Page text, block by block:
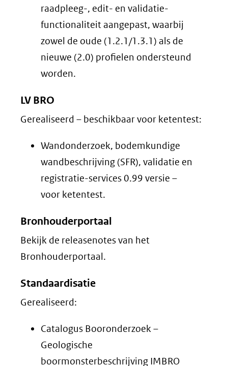
raadpleeg-, edit- en validatie-
functionaliteit aangepast, waarbij
zowel de oude (1.2.1/1.3.1) als de
nieuwe (2.0) profielen ondersteund
worden.
LV BRO
Gerealiseerd – beschikbaar voor ketentest:
Wandonderzoek, bodemkundige
wandbeschrijving (SFR), validatie en
registratie-services 0.99 versie –
voor ketentest.
Bronhouderportaal
Bekijk de releasenotes van het
Bronhouderportaal.
Standaardisatie
Gerealiseerd:
Catalogus Booronderzoek –
Geologische
boormonsterbeschrijving IMBRO